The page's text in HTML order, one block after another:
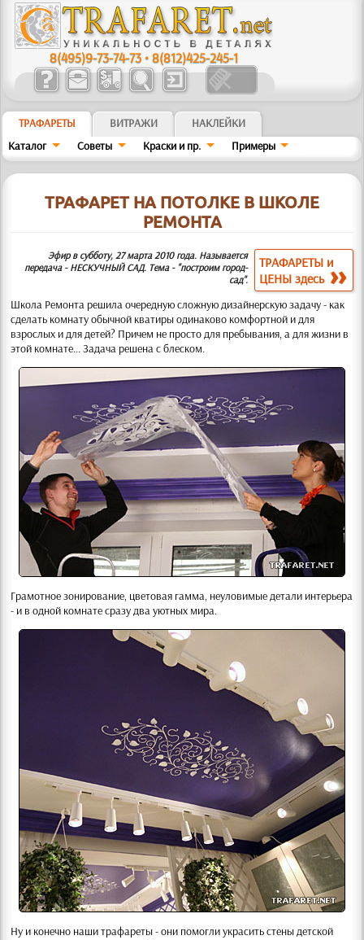
8(495)9-73-74-73 •8(812)425-245-1
ТРАФАРЕТЫ ВИТРАЖИ
НАКЛЕЙКИ
Каталог
Советы Краски и пр. Примеры
ТРАФАРЕТ НА ПОТОЛКЕ В ШКОЛЕ
РЕМОНТА
ТРАФАРЕТЫ и
ЦЕНЫ здесь
Эфир в субботу, 27 марта 2010 года. Называется
передача - НЕСКУЧНЫЙ САД. Тема - "построим город-
сад".
Школа Ремонта решила очередную сложную дизайнерскую задачу - как
сделать комнату обычной кватиры одинаково комфортной и для
взрослых и для детей? Причем не просто для пребывания, а для жизни в
этой комнате... Задача решена с блеском.
Грамотное зонирование, цветовая гамма, неуловимые детали интерьера
- и в одной комнате сразу два уютных мира.
Ну и конечно наши трафареты - они помогли украсить стены детской